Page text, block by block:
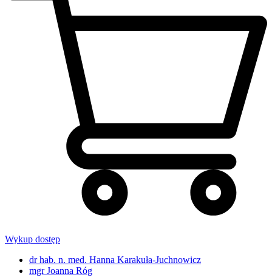
Wykup dostęp
dr hab. n. med. Hanna Karakuła-Juchnowicz
mgr Joanna Róg